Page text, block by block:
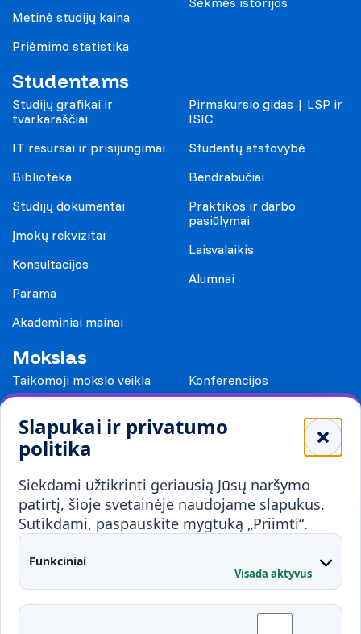
Slapukai ir privatumo
politika
Siekdami užtikrinti geriausią Jūsų naršymo
patirtį, šioje svetainėje naudojame slapukus.
Sutikdami, paspauskite mygtuką „Priimti“.
Funkciniai
Visada aktyvus
Metinė studijų kaina
Priėmimo statistika
Studentams
Studijų grafikai ir
tvarkaraščiai
IT resursai ir prisijungimai
Biblioteka
Studijų dokumentai
Įmokų rekvizitai
Konsultacijos
Parama
Akademiniai mainai
Pirmakursio gidas | LSP ir
ISIC
Studentų atstovybė
Bendrabučiai
Praktikos ir darbo
pasiūlymai
Laisvalaikis
Alumnai
Mokslas
Taikomoji mokslo veikla
Konferencijos
Mokykloms
Visuomenei ir verslui
Mokymai ir konsultavimas
Partnerystės
Karjera
Kontaktai
Administracija
Fakultetai
Studentų atstovybė